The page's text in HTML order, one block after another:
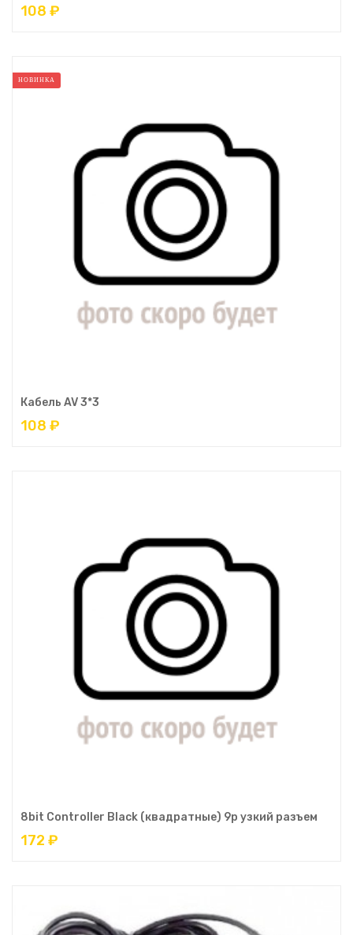
108 ₽
НОВИНКА
Кабель AV 3*3
108 ₽
8bit Controller Black (квадратные) 9р узкий разъем
172 ₽